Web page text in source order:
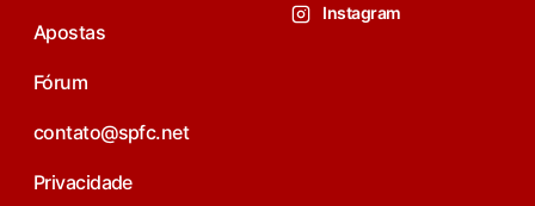
Apostas
Fórum
contato@spfc.net
Privacidade
Instagram